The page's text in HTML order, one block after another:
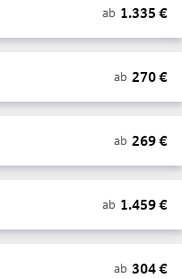
ab 1.335 €
ab 270€
ab 269€
ab 1.459€
ab 304€